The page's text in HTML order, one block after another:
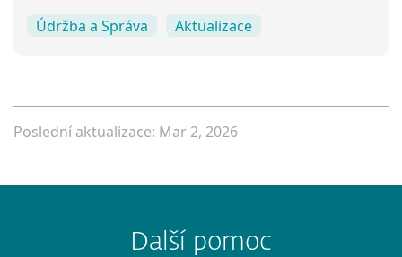
Údržba a Správa Aktualizace
Poslední aktualizace: Mar 2, 2026
Další pomoc